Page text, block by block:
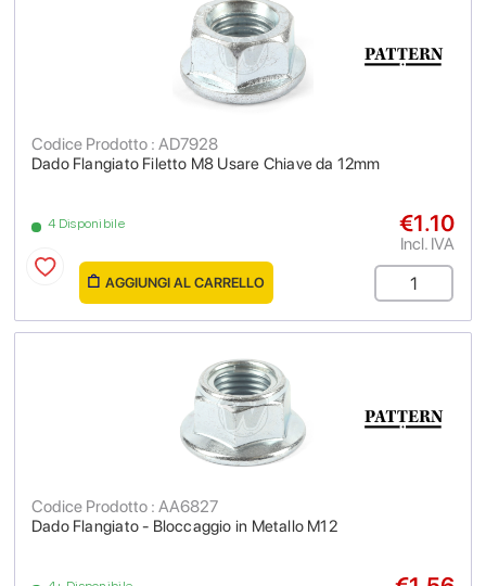
Dado Flangiato Filetto M8 Usare Chiave da 12mm
Codice Prodotto : AD7928
4 Disponibile €1.10
Incl. IVA
AGGIUNGI AL CARRELLO
Dado Flangiato - Bloccaggio in Metallo M12
Codice Prodotto : AA6827